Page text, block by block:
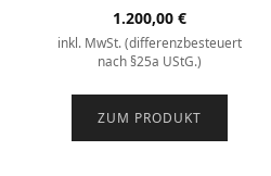
1.200,00 €
inkl. MwSt. (differenzbesteuert
nach §25a UStG.)
ZUM PRODUKT